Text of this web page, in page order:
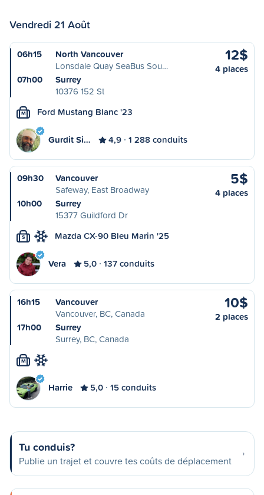
Vendredi 21 Août
06h15
North Vancouver
Lonsdale Quay SeaBus Sou…
07h00
Surrey
10376 152 St
12$
4 places
M Ford Mustang Blanc '23
Gurdit Si… 4,9 1 288 conduits
09h30
Vancouver
Safeway, East Broadway
10h00
Surrey
15377 Guildford Dr
5$
4 places
S Mazda CX-90 Bleu Marin '25
Vera 5,0 137 conduits
16h15
Vancouver
Vancouver, BC, Canada
17h00
Surrey
Surrey, BC, Canada
10$
2 places
M
Harrie 5,0 15 conduits
Tu conduis?
Publie un trajet et couvre tes coûts de déplacement